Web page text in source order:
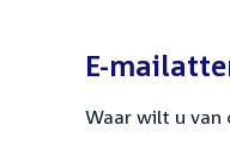
E-
Waar wilt u van